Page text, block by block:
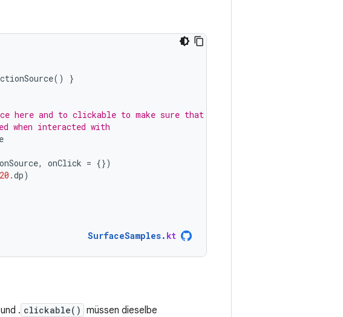
()
}
here and to clickable to make sure that
when interacted with
, onClick = {})
20.dp)
SurfaceSamples. kt
und . clickable() müssen dieselbe